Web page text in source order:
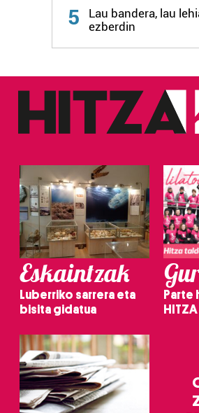
5
Lau bandera, lau
ezberdin
Eskaintzak
Luberriko sarrera eta
bisita gidatua
Parte